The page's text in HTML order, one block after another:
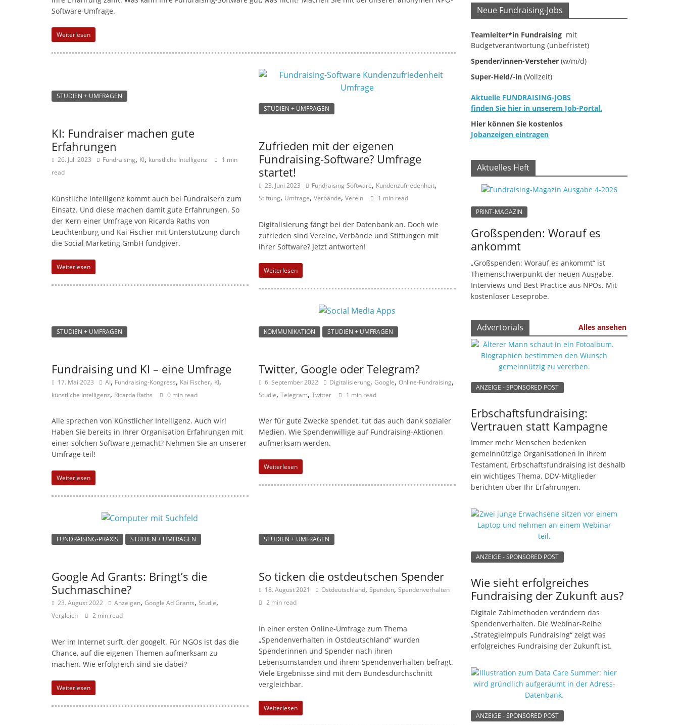
z
n
ü
o
z
i
a
-
M
a
r
k
n
S
p
n
d
n
e
e
|
S
i
f
t
u
n
g
e
Software-Umfrage.
Weiterlesen
STUDIEN + UMFRAGEN
KI: Fundraiser machen gute
Erfahrungen
26. Juli 2023 Fundraising, KI, künstliche Intelligenz
1 min
read
Künstliche Intelligenz kommt auch bei Fundraisern zum
Einsatz. Und diese machen damit gute Erfahrungen. So
der Kern einer Umfrage von Ricarda Raths von
Leuchtenburg und Kai Fischer mit Unterstützung durch
die Social Marketing GmbH fundgiver.
Weiterlesen
STUDIEN + UMFRAGEN
Zufrieden mit der eigenen
Fundraising-Software? Umfrage
startet!
23. Juni 2023 Fundraising-Software, Kundenzufriedenheit,
Stiftung, Umfrage,Verbände,Verein 1 min read
Digitalisierung fängt bei der Datenbank an. Doch wie
zufrieden sind Vereine, Verbände und Stiftungen mit
ihrer Software? Jetzt antworten!
Weiterlesen
STUDIEN + UMFRAGEN
Fundraising und KI – eine Umfrage
17. Mai 2023 AI, Fundraising-Kongress, Kai Fischer, KI,
künstliche Intelligenz, Ricarda Raths 0 min read
Alle sprechen von Künstlicher Intelligenz. Auch wir!
Haben Sie bereits in Ihrer Organisation Erfahrungen mit
einer solchen Software gemacht? Nehmen Sie an unserer
Umfrage teil!
Weiterlesen
KOMMUNIKATION STUDIEN + UMFRAGEN
Twitter, Google oder Telegram?
6. September 2022 Digitalisierung,Google,Online-Fundraising,
Studie,Telegram,Twitter 1 min read
Wer für gute Zwecke spendet, tut das auch dank sozialer
Medien. Wie Spendenwillige auf Fundraising-Aktionen
aufmerksam werden.
Weiterlesen
FUNDRAISING-PRAXIS STUDIEN + UMFRAGEN
Google Ad Grants: Bringt’s die
Suchmaschine?
23. August 2022 Anzeigen, Google Ad Grants, Studie,
Vergleich 2 min read
Wer im Internet surft, der googelt. Für NGOs ist das die
Chance, auf die eigenen Themen aufmerksam zu
machen. Wie erfolgreich sind sie dabei?
Weiterlesen
STUDIEN + UMFRAGEN
So ticken die ostdeutschen Spender
18. August 2021 Ostdeutschland,Spenden,Spendenverhalten
2 min read
In einer ersten Online-Umfrage zum Thema
„Spendenverhalten in Ostdeutschland“ wurden
Spenderinnen und Spender nach ihren
Lebensumständen und ihrem Spendenverhalten befragt.
Viele Ergebnisse sind mit dem Bundesdurchschnitt
vergleichbar.
Weiterlesen
Neue Fundraising-Jobs
Teamleiter*in Fundraising mit
Budgetverantwortung (unbefristet)
Spender/innen-Versteher (w/m/d)
Super-Held/-in (Vollzeit)
Aktuelle FUNDRAISING-JOBS
finden Sie hier in unserem Job-Portal.
Hier können Sie kostenlos
Jobanzeigen eintragen
Aktuelles Heft
PRINT-MAGAZIN
Großspenden: Worauf es
ankommt
„Großspenden: Worauf es ankommt“ ist
Themenschwerpunkt der neuen Ausgabe.
Interviews und Best Practice aus NPOs. Mit
kostenloser Leseprobe.
Advertorials Alles ansehen
ANZEIGE - SPONSORED POST
Erbschaftsfundraising:
Vertrauen statt Kampagne
Immer mehr Menschen bedenken
gemeinnützige Organisationen in ihrem
Testament. Erbschaftsfundraising ist deshalb
ein wichtiges Thema. DDV-Mitglieder
berichten über Ihr Erfahrungen.
ANZEIGE - SPONSORED POST
Wie sieht erfolgreiches
Fundraising der Zukunft aus?
Digitale Zahlmethoden verändern das
Spendenverhalten. Die Webinar-Reihe
„StrategieImpuls Fundraising“ zeigt was
erfolgreiches Fundraising der Zukunft ist.
ANZEIGE - SPONSORED POST